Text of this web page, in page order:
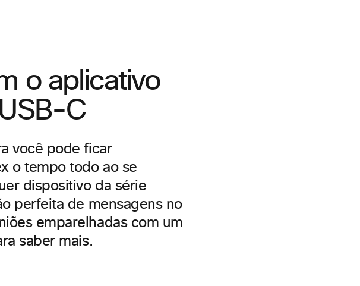
o aplicativo
C
você pode ficar
o tempo todo ao se
dispositivo da série
perfeita de mensagens no
emparelhadas com um
saber mais.